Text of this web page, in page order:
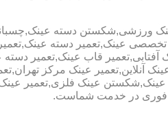
عینک ورزشی,شکستن دسته
تخصصی عینک,تعمیر دسته
قاب عینک,تعمیر
آنلاین,تعمیر عینک مرکز
عینک فلزی,تعمیر
فوری در خدمت شماست.